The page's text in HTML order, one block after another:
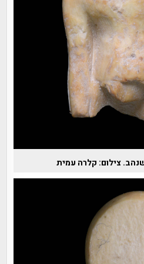
צילום: קלרה עמית